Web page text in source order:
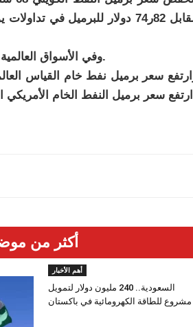
مقابل 82ر74 دولار للبرميل في
وفي الأسواق العالمية ارتفعت أسعار النفط أمس بفعل المخاوف بشأن الإمدادات.
أكثر من
أهم الأخبار
السعودية.. 240 مليون دولار لتمويل
مشروع للطاقة الكهرومائية في باكستان